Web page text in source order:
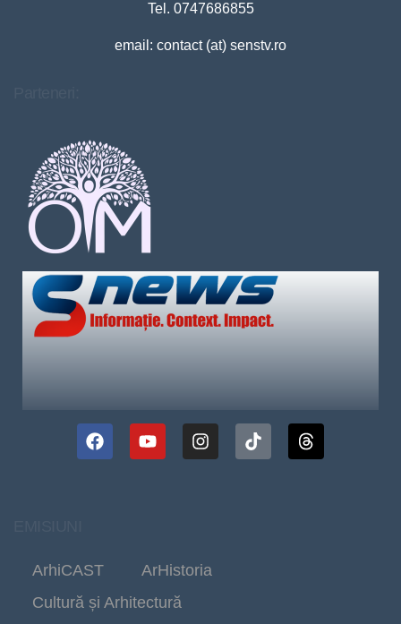
Tel. 0747686855
email: contact (at) senstv.ro
ArhiCAST
ArHistoria
Cultură și Arhitectură